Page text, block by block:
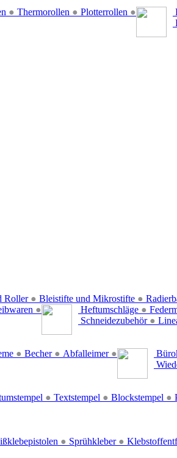
● Thermorollen ● Plotterrollen ●
Roller ● Bleistifte und Mikrostifte ●
●
Heftumschläge ●
Schneidezubehör ●
● Becher ● Abfalleimer ●
● Textstempel ● Blockstempel ●
● Sprühkleber ●